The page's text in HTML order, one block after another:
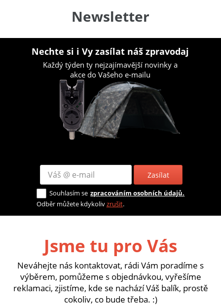
Newsletter
Nechte si i Vy zasílat náš zpravodaj
Každý týden ty nejzajímavější novinky a
akce do Vašeho e-mailu
Zasílat
Souhlasím se zpracováním osobních údajů.
Odběr můžete kdykolivzrušit.
Jsme tu pro Vás
Neváhejte nás kontaktovat, rádi Vám poradíme s
výběrem, pomůžeme s objednávkou, vyřešíme
reklamaci, zjistíme, kde se nachází Váš balík, prostě
cokoliv, co bude třeba. :)